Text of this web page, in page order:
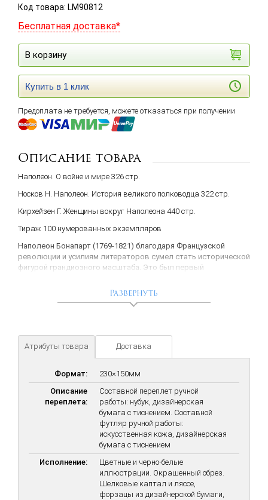
Код товара: LM90812
Бесплатная доставка*
В корзину
Купить в 1 клик
Предоплата не требуется, можете отказаться при получении
Описание товара
Наполеон. О войне и мире 326 стр.
Носков Н. Наполеон. История великого полководца 322 стр.
Кирхейзен Г. Женщины вокруг Наполеона 440 стр.
Тираж 100 нумерованных экземпляров
Наполеон Бонапарт (1769-1821) благодаря Французской
революции и усилиям литераторов сумел стать исторической
фигурой грандиозного масштаба. Это был первый
Себя он ощущал орудием Провидения (и потому, подобно
реакцию на каждый свой поступок.
Представленный трехтомник включает книгу мыслей
Наполеона о людях, войне и мире, жизнеописание великого
полководца, созданное Николаем Носковым в 1912 году, а
также полный и правдивый рассказ Гертруды Кирхейзен о
личной жизни Бонапарта.
Издание богато иллюстрировано репродукциями гравюр из
юбилейных изданий о Наполеоне, а так же цветными
репродукциями портретов наполеоновской эпохи.
Развернуть
Атрибуты товара Доставка
Формат:
230×150мм
Описание
переплета:
Составной переплет ручной
работы: нубук, дизайнерская
бумага с тиснением. Составной
футляр ручной работы:
искусственная кожа, дизайнерская
бумага с тиснением
Исполнение:
Цветные и черно-белые
иллюстрации. Окрашенный обрез.
Шелковые каптал и ляссе,
форзацы из дизайнерской бумаги,